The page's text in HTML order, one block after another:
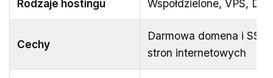
Rodzaje hostingu Współdzielone, VPS,
Cechy
Darmowa domena i
stron internetowych